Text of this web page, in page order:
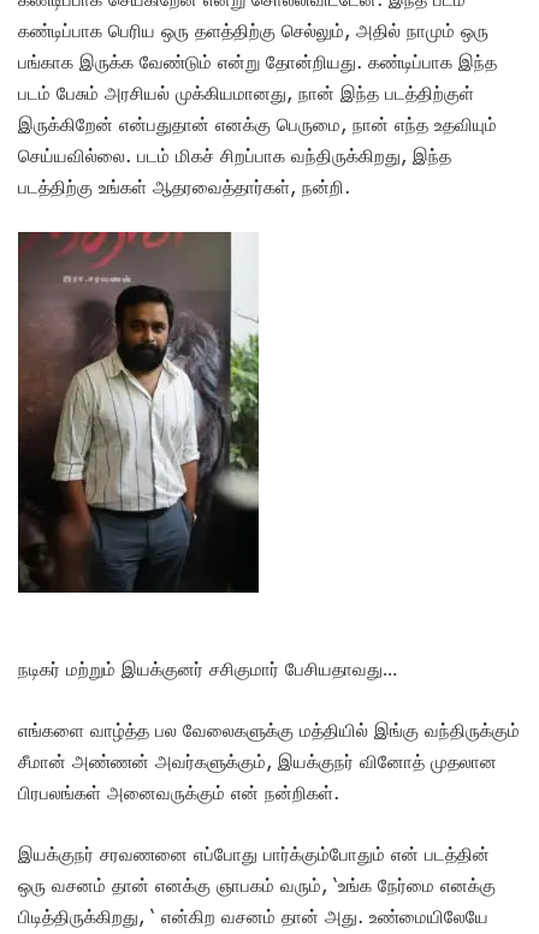
கண்டிப்பாக பெரிய ஒரு தளத்திற்கு செல்லும், அதில் நாமும் ஒரு
பங்காக இருக்க வேண்டும் என்று தோன்றியது. கண்டிப்பாக இந்த
படம் பேசும் அரசியல் முக்கியமானது, நான் இந்த படத்திற்குள்
இருக்கிறேன் என்பதுதான் எனக்கு பெருமை, நான் எந்த உதவியும்
செய்யவில்லை. படம் மிகச் சிறப்பாக வந்திருக்கிறது, இந்த
படத்திற்கு உங்கள் ஆதரவைத்தார்கள், நன்றி.
நடிகர் மற்றும் இயக்குனர் சசிகுமார் பேசியதாவது…
எங்களை வாழ்த்த பல வேலைகளுக்கு மத்தியில் இங்கு வந்திருக்கும்
சீமான் அண்ணன் அவர்களுக்கும், இயக்குநர் வினோத் முதலான
பிரபலங்கள் அனைவருக்கும் என் நன்றிகள்.
இயக்குநர் சரவணனை எப்போது பார்க்கும்போதும் என் படத்தின்
ஒரு வசனம் தான் எனக்கு ஞாபகம் வரும், ‘உங்க நேர்மை எனக்கு
பிடித்திருக்கிறது, ‘ என்கிற வசனம் தான் அது. உண்மையிலேயே